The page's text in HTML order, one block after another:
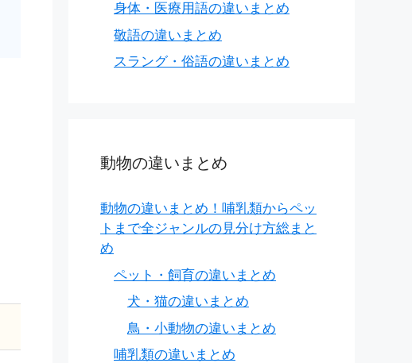
身体・医療用語の違いまとめ
敬語の違いまとめ
スラング・俗語の違いまとめ
動物の違いまとめ
動物の違いまとめ！哺乳類からペッ
トまで全ジャンルの見分け方総まと
め
ペット・飼育の違いまとめ
犬・猫の違いまとめ
鳥・小動物の違いまとめ
哺乳類の違いまとめ